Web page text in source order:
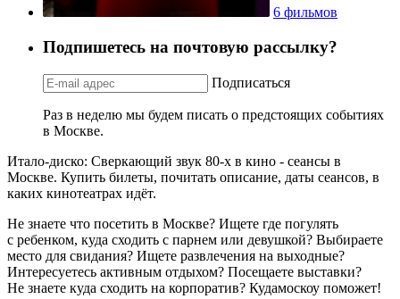
6 фильмов
Подпишетесь на почтовую рассылку?
Подписаться
Раз в неделю мы будем писать о предстоящих событиях
в Москве.
Итало-диско: Сверкающий звук 80-х в кино - сеансы в
Москве. Купить билеты, почитать описание, даты сеансов, в
каких кинотеатрах идёт.
Не знаете что посетить в Москве? Ищете где погулять
с ребенком, куда сходить с парнем или девушкой? Выбираете
место для свидания? Ищете развлечения на выходные?
Интересуетесь активным отдыхом? Посещаете выставки?
Не знаете куда сходить на корпоратив? Кудамоскоу поможет!